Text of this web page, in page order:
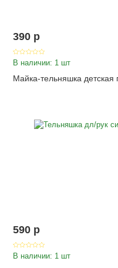
390 p
В наличии: 1 шт
Майка-тельняшка детская
590 p
В наличии: 1 шт